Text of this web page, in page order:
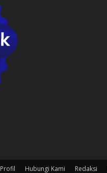
Profil Hubungi Kami Redaksi